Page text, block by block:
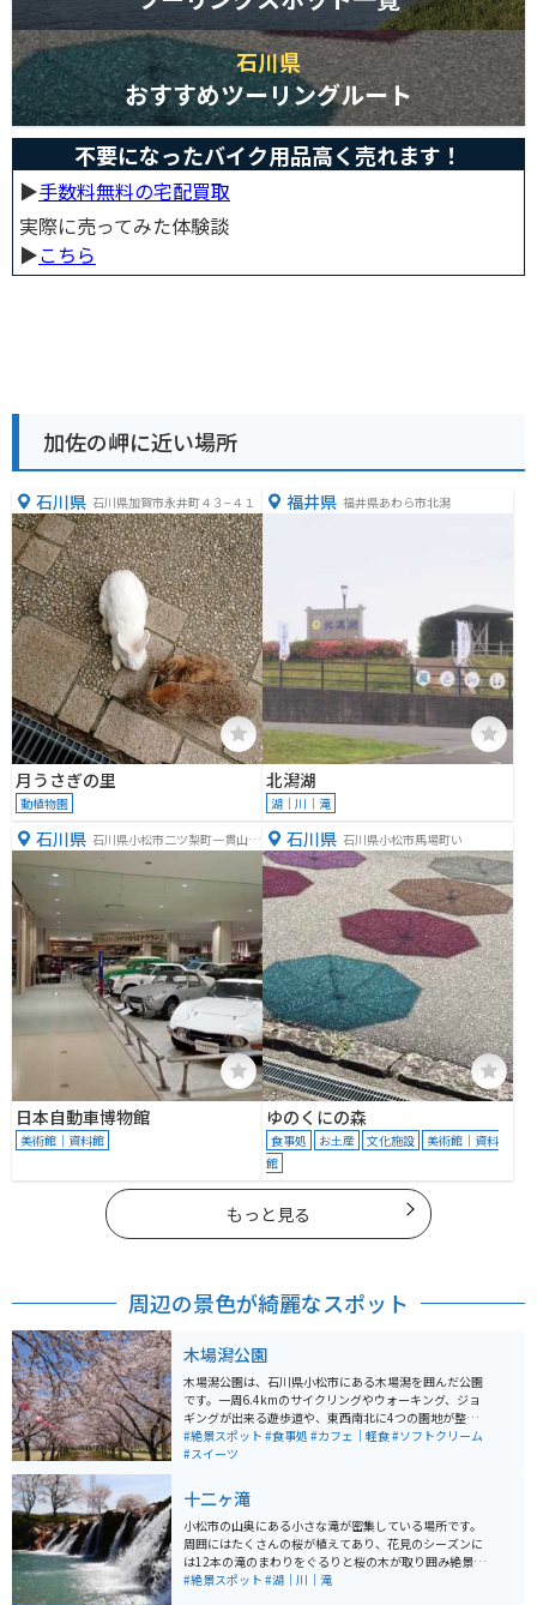
石川県
おすすめツーリングルート
不要になったバイク用品高く売れます！
▶︎手数料無料の宅配買取
実際に売ってみた体験談
▶︎こちら
加佐の岬に近い場所
石川県 石川県加賀市永井町４３−４１
月うさぎの里
動植物園
福井県 福井県あわら市北潟
北潟湖
湖｜川｜滝
石川県 石川県小松市二ツ梨町一貫山４
日本自動車博物館
美術館｜資料館
石川県 石川県小松市馬場町い
ゆのくにの森
食事処 お土産 文化施設
美術館｜資料
館
もっと見る
周辺の景色が綺麗なスポット
木場潟公園
木場潟公園は、石川県小松市にある木場潟を囲んだ公園
です。一周6.4kmのサイクリングやウォーキング、ジョ
ギングが出来る遊歩道や、東西南北に4つの園地が整備
されています。東園地には足湯やカフェ、ドッグランな
どもあります。季節によっては、カヌーやゲートゴルフ
#絶景スポット #食事処 #カフェ｜軽食#ソフトクリーム
#スイーツ
十二ヶ滝
小松市の山奥にある小さな滝が密集している場所です。
周囲にはたくさんの桜が植えてあり、花見のシーズンに
は12本の滝のまわりをぐるりと桜の木が取り囲み絶景と
なります。すぐ隣に広めの駐車場があるので、車やバイ
#絶景スポット #湖｜川｜滝